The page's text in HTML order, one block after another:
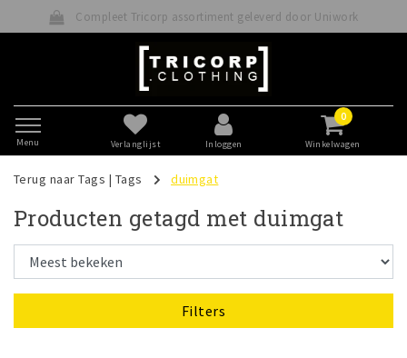
Compleet Tricorp assortiment geleverd door Uniwork
Menu Verlanglijst Inloggen
0
Winkelwagen
Terug naar Tags | Tags duimgat
Producten getagd met duimgat
Filters